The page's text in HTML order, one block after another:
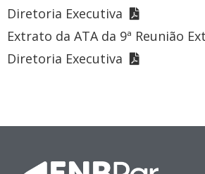
Diretoria Executiva
Extrato da ATA da 9ª Reunião
Diretoria Executiva